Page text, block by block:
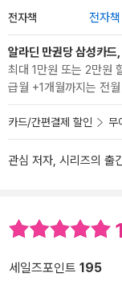
전자책 전자
알라딘 만권당 삼성카
최대 1만원 또는 2만원
급월 +1개월까지는 전
카드/간편결제 할인 무
관심 저자, 시리즈의 출
세일즈포인트 195